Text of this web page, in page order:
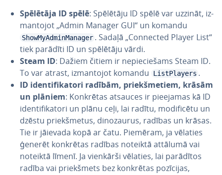
Spēlētāja ID spēlē: Spēlētāju ID spēlē var uzzināt, iz­
man­to­jot „Admin Manager GUI“ un komandu
ShowMyAdminManager . Sadaļā „Connected Player List“
tiek parādīti ID un spēlētāju vārdi.
Steam ID: Dažiem čitiem ir ne­pie­cie­šams Steam ID.
To var atrast, iz­man­to­jot komandu
ListPlayers .
ID iden­ti­fi­ka­to­ri radībām, priekš­me­tiem, krāsām
un plāniem: Konkrētas atsauces ir pieejamas kā ID
iden­ti­fi­ka­to­ri un plānu ceļi, lai radītu, mo­di­fi­cē­tu un
dzēstu priekš­me­tus, di­no­zau­rus, radības un krāsas.
Tie ir jāievada kopā ar čatu. Piemēram, ja vēlaties
ģenerēt konkrētas radības noteiktā attālumā vai
noteiktā līmenī. Ja vienkārši vēlaties, lai parādītos
radība vai priekš­mets bez konkrētas pozīcijas,